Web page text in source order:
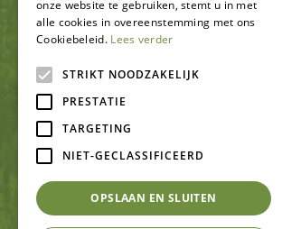
CONTACT
Tuincentrum De Schouw
3991 AT Houten
onze website te gebruiken, stemt u in met
alle cookies in overeenstemming met ons
Cookiebeleid. Lees verder
STRIKT NOODZAKELIJK
PRESTATIE
TARGETING
NIET-GECLASSIFICEERD
OPSLAAN EN SLUITEN